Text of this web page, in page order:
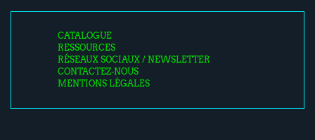
CATALOGUE
RESSOURCES
RÉSEAUX SOCIAUX / NEWSLETTER
CONTACTEZ-NOUS
MENTIONS LÉGALES